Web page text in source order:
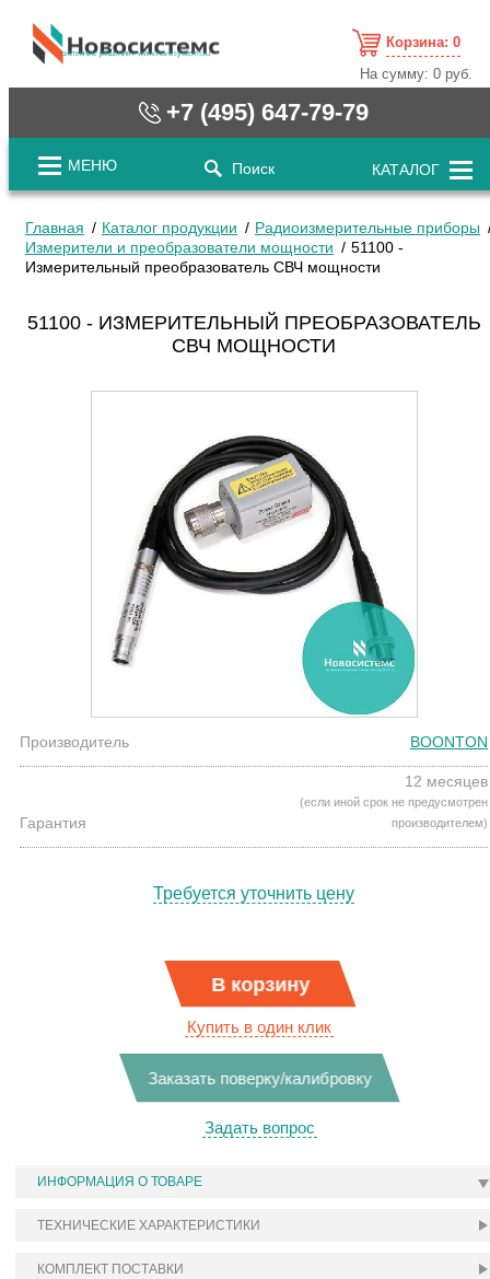
cистемные решения / www.novosystems.ru
Корзина: 0
На сумму:0 руб.
+7 (495) 647-79-79
МЕНЮ Поиск КАТАЛОГ
Главная Каталог продукции
Радиоизмерительные приборы
Измерители и преобразователи мощности
51100 -
Измерительный преобразователь СВЧ мощности
51100 - ИЗМЕРИТЕЛЬНЫЙ ПРЕОБРАЗОВАТЕЛЬ
СВЧ МОЩНОСТИ
Производитель BOONTON
Гарантия
12 месяцев
(если иной срок не предусмотрен
производителем)
Требуется уточнить цену
В корзину
Купить в один клик
Заказать поверку/калибровку
Задать вопрос
ИНФОРМАЦИЯ О ТОВАРЕ
ТЕХНИЧЕСКИЕ ХАРАКТЕРИСТИКИ
КОМПЛЕКТ ПОСТАВКИ